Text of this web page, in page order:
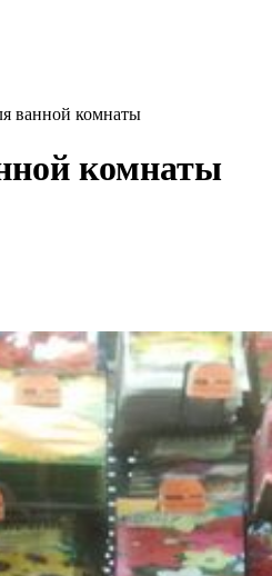
ванной комнаты
комнаты